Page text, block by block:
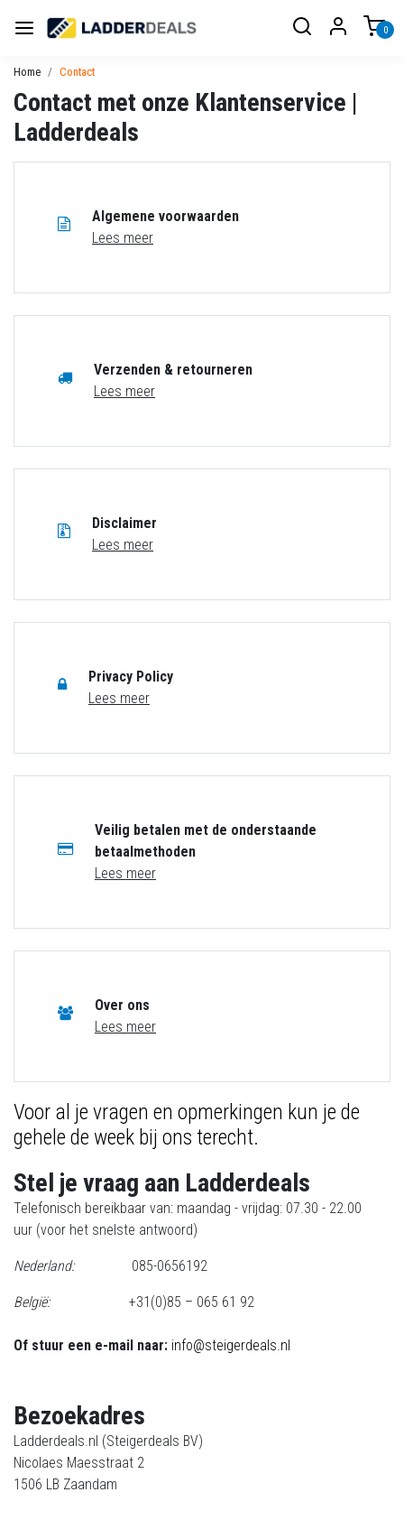
0
Home Contact
Contact met onze Klantenservice |
Ladderdeals
Algemene voorwaarden
Lees meer
Verzenden & retourneren
Lees meer
Disclaimer
Lees meer
Privacy Policy
Lees meer
Veilig betalen met de onderstaande
betaalmethoden
Lees meer
Over ons
Lees meer
Voor al je vragen en opmerkingen kun je de
gehele de week bij ons terecht.
Stel je vraag aan Ladderdeals
Telefonisch bereikbaar van: maandag - vrijdag: 07.30 - 22.00
uur (voor het snelste antwoord)
Nederland:085-0656192
België:+31(0)85 – 065 61 92
Of stuur een e-mail naar: info@steigerdeals.nl
Bezoekadres
Ladderdeals.nl (Steigerdeals BV)
Nicolaes Maesstraat 2
1506 LB Zaandam